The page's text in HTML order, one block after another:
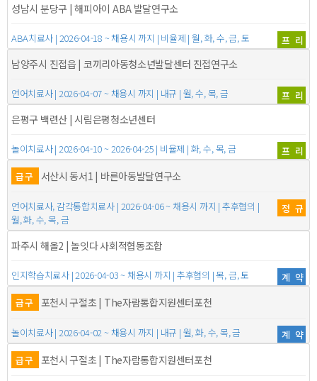
성남시 분당구 | 해피아이 ABA 발달연구소
ABA치료사 | 2026-04-18 ~ 채용시 까지 | 비율제 | 월, 화, 수, 금, 토 프리
남양주시 진접읍 | 코끼리아동청소년발달센터 진접연구소
언어치료사 | 2026-04-07 ~ 채용시 까지 | 내규 | 월, 수, 목, 금 프리
은평구 백련산 | 시립은평청소년센터
놀이치료사 | 2026-04-10 ~ 2026-04-25 | 비율제 | 화, 수, 목, 금
프리
급구
서산시 동서1 | 바른아동발달연구소
언어치료사, 감각통합치료사 | 2026-04-06 ~ 채용시 까지 | 추후협의 |
월, 화, 수, 목, 금
정규
파주시 해올2 | 놀잇다 사회적협동조합
인지학습치료사 | 2026-04-03 ~ 채용시 까지 | 추후협의 | 목, 금, 토
계약
급구 포천시 구절초 | The자람통합지원센터포천
놀이치료사 | 2026-04-02 ~ 채용시 까지 | 내규 | 월, 화, 수, 목, 금
계약
급구 포천시 구절초 | The자람통합지원센터포천